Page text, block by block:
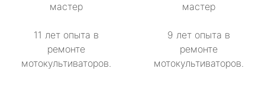
мастер
11 лет опыта в
ремонте
мотокультиваторов.
мастер
9 лет опыта в
ремонте
мотокультиваторов.